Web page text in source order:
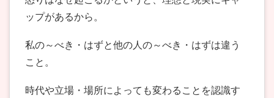
ップがあるから。
私の～べき・はずと他の人の～べき・はずは違う
こと。
時代や立場・場所によっても変わることを認識す